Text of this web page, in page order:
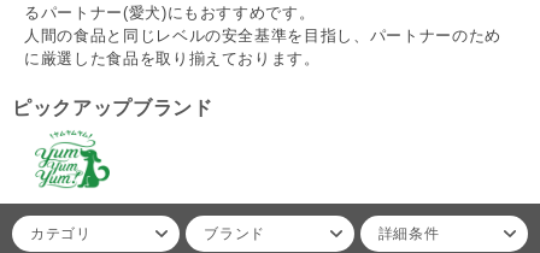
るパートナー(愛犬)にもおすすめです。
人間の食品と同じレベルの安全基準を目指し、パートナーのため
に厳選した食品を取り揃えております。
ピックアップブランド
カテゴリ ブランド 詳細条件